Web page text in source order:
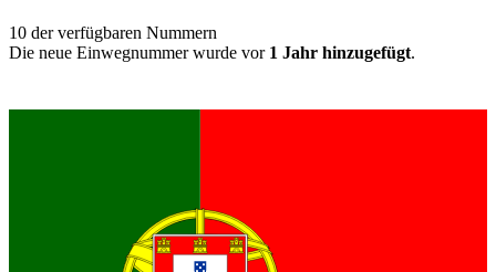
10 der verfügbaren Nummern
Die neue Einwegnummer wurde vor 1 Jahr hinzugefügt.